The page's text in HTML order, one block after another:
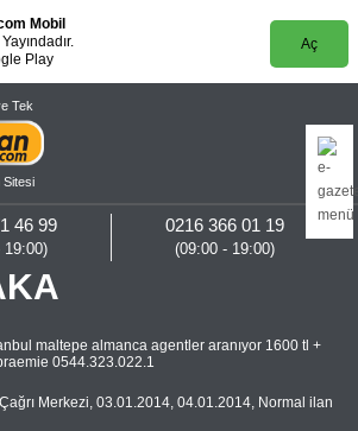
Mobil
Play
Aç
Tek
Sitesi
0216 366 01 19
(09:00 - 19:00)
46 99
19:00)
maltepe almanca agentler aranıyor 1600 tl +
0544.323.022.1
Çağrı Merkezi, 03.01.2014, 04.01.2014, Normal ilan